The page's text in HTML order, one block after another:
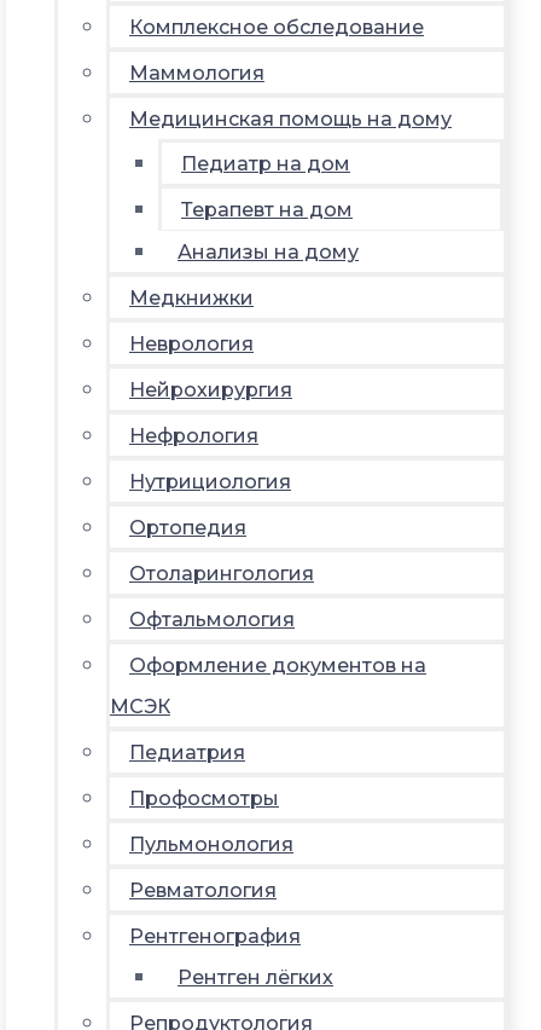
Комплексное обследование
Маммология
Медицинская помощь на дому
Педиатр на дом
Терапевт на дом
Анализы на дому
Медкнижки
Неврология
Нейрохирургия
Нефрология
Нутрициология
Ортопедия
Отоларингология
Офтальмология
Оформление документов на
МСЭК
Педиатрия
Профосмотры
Пульмонология
Ревматология
Рентгенография
Рентген лёгких
Репродуктология